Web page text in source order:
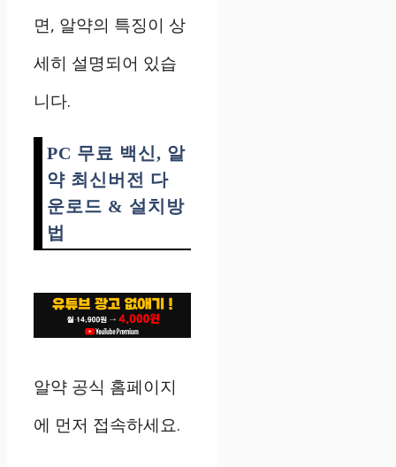
면, 알약의 특징이 상
세히 설명되어 있습
니다.
PC 무료 백신, 알
약 최신버전 다
운로드 & 설치방
법
알약 공식 홈페이지
에 먼저 접속하세요.